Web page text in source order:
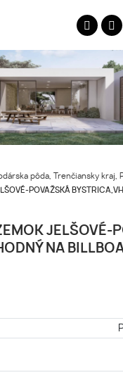
pôda, Trenčiansky kraj,
POVAŽSKÁ
JELŠOVÉ-
NA